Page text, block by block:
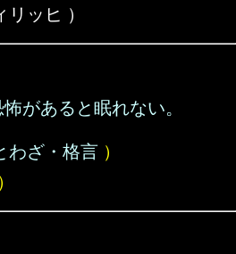
リッヒ ）
があると眠れない。
わざ・格言 ）
）